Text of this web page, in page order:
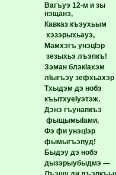
Вагъуэ 12-м и зы
нэщанэ,
Кавказ къэухьым
хэзэрыхьауэ,
Мамхэгъ унэцIэр
зезыхьэ лъэпкъ!
Зэман блэкIахэм
лIыгъэу зефхьахэр
Тхыдэм дэ нобэ
къытхуеIуэтэж.
Дэнэ гъунапкъэ
фыщымыIами,
Фэ фи унэцIэр
фымыгъэпуд!
Быдэу дэ нобэ
дызэрыубыдмэ —